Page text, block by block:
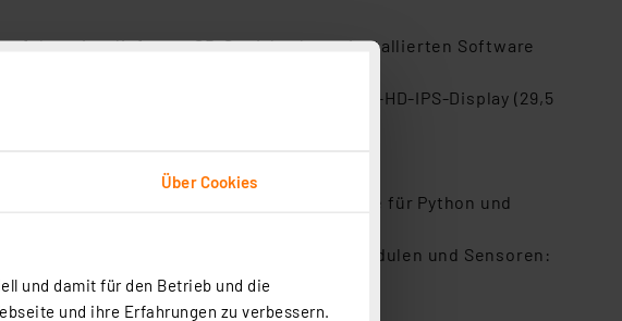
Über Cookies
und damit für den Betrieb und die
und ihre Erfahrungen zu verbessern.
der mitgelieferten SD-Speicherkarte installierten Software
Tastatur, Funkmaus und großem Full-HD-IPS-Display (29,5
nicht im Lieferumfang)
Lernplattform (46 Kurse und 18 Projekte für Python und
des Raspberry Pi und zahlreichen Modulen und Sensoren: